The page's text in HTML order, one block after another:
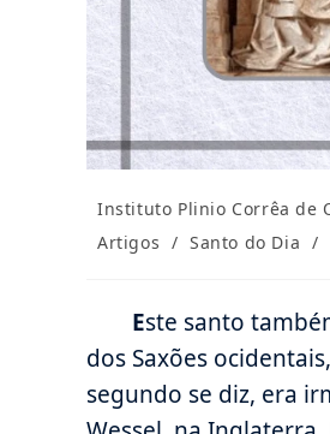
Autor
post:
Instituto Plinio Corrêa de
Categoria
Artigos / Santo do Dia /
Este santo
dos Saxões
segundo se diz, era